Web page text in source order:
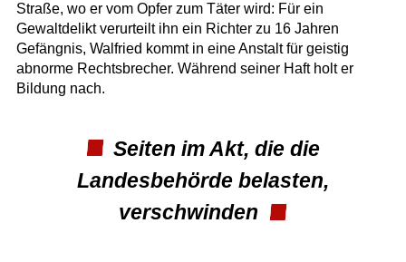
Straße, wo er vom Opfer zum Täter wird: Für ein
Gewaltdelikt verurteilt ihn ein Richter zu 16 Jahren
Gefängnis, Walfried kommt in eine Anstalt für geistig
abnorme Rechtsbrecher. Während seiner Haft holt er
Bildung nach.
Seiten im Akt, die die
Landesbehörde belasten,
verschwinden